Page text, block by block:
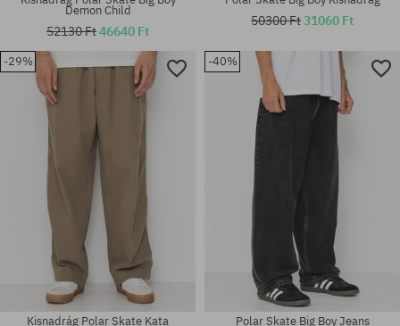
Elérhető méretek:
28X32; 30X30; 30X32; 32X30;
32X32; 34X34
Elérhető méretek:
S; M; L; XL
Demon Child
52130 Ft46640 Ft
50300 Ft31060 Ft
-29%
Kisnadrág Polar Skate Kata
-40%
Polar Skate Big Boy Jeans